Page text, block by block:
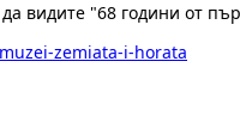
видите "68 години от
zemiata-i-horata